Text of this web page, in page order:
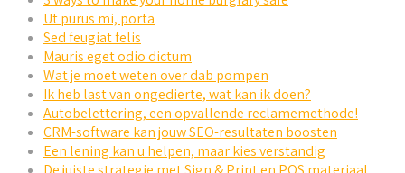
Ut purus mi, porta
Sed feugiat felis
Mauris eget odio dictum
Wat je moet weten over dab pompen
Ik heb last van ongedierte, wat kan ik doen?
Autobelettering, een opvallende reclamemethode!
CRM-software kan jouw SEO-resultaten boosten
Een lening kan u helpen, maar kies verstandig